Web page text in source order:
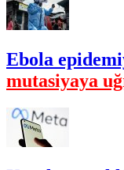
Ebola
mutasiyaya